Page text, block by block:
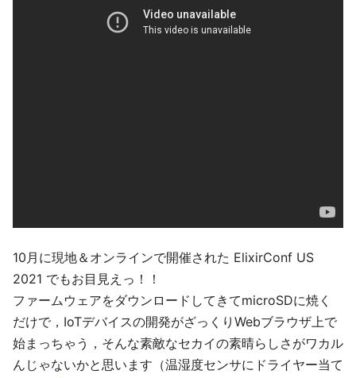
10月に現地＆オンラインで開催された ElixirConf US
2021 でもお目見えっ！！
ファームウェアをダウンロードしてきてmicroSDに焼く
だけで，IoTデバイスの開発がざっくりWebブラウザ上で
始まっちゃう，そんな素敵なセカイの素晴らしさがワカル
んじゃないかと思います（温湿度センサにドライヤー当て